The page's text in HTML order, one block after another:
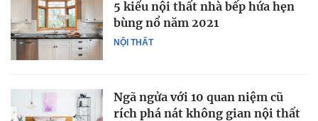
NỘI THẤT
5 kiểu nội thất nhà bếp hứa hẹn
bùng nổ năm 2021
Ngã ngửa với 10 quan niệm cũ
rích phá nát không gian nội thất